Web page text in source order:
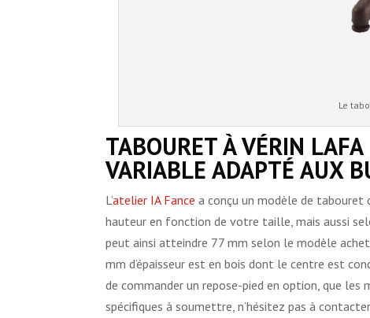
Le
TABOURET À VÉRIN
VARIABLE ADAPTÉ AUX
L’atelier IA Fance a conçu un modèle de tabouret
hauteur en fonction de votre taille, mais aussi
peut ainsi atteindre 77 mm selon le modèle
mm d’épaisseur est en bois dont le centre est
de commander un repose-pied en option, que les
spécifiques à soumettre, n’hésitez pas à